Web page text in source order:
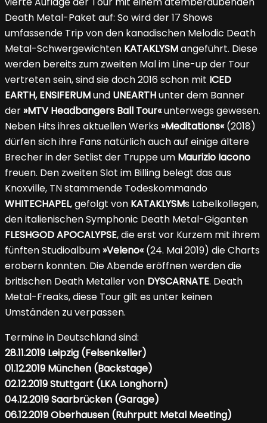
Death Metal-Paket auf: So wird der 17 Shows
umfassende Trip von den kanadischen Melodic Death
Metal-Schwergewichten KATAKLYSMangeführt. Diese
werden bereits zum zweiten Mal im Line-up der Tour
vertreten sein, sind sie doch 2016 schon mit ICED
EARTH, ENSIFERUMund UNEARTHunter dem Banner
der»MTV Headbangers Ball Tour«unterwegs gewesen.
Neben Hits ihres aktuellen Werks»Meditations«(2018)
dürfen sich ihre Fans natürlich auch auf einige ältere
Brecher in der Setlist der Truppe um Maurizio Iacono
freuen. Den zweiten Slot im Billing belegt das aus
Knoxville, TN stammende Todeskommando
WHITECHAPEL, gefolgt von KATAKLYSMs Labelkollegen,
den italienischen Symphonic Death Metal-Giganten
FLESHGOD APOCALYPSE, die erst vor Kurzem mit ihrem
fünften Studioalbum»Veleno«(24. Mai 2019) die Charts
erobern konnten. Die Abende eröffnen werden die
britischen Death Metaller von DYSCARNATE. Death
Metal-Freaks, diese Tour gilt es unter keinen
Umständen zu verpassen.
Termine in Deutschland sind:
28.11.2019 Leipzig (Felsenkeller)
01.12.2019 München (Backstage)
02.12.2019 Stuttgart (LKA Longhorn)
04.12.2019 Saarbrücken (Garage)
06.12.2019 Oberhausen (Ruhrputt Metal Meeting)